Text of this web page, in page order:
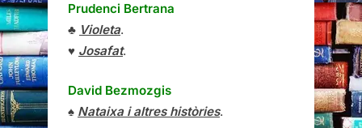
Prudenci Bertrana
♣ Violeta.
♥ Josafat.
David Bezmozgis
♠ Nataixa i altres històries.